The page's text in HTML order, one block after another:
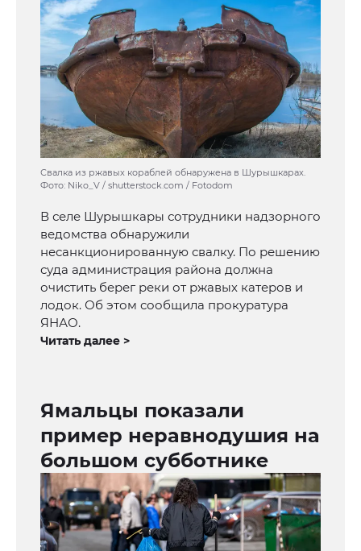
Свалка из ржавых кораблей обнаружена в Шурышкарах.
Фото: Niko_V / shutterstock.com / Fotodom
В селе Шурышкары сотрудники надзорного
ведомства обнаружили
несанкционированную свалку. По решению
суда администрация района должна
очистить берег реки от ржавых катеров и
лодок. Об этом сообщила прокуратура
ЯНАО.
Читать далее >
Ямальцы показали
пример неравнодушия на
большом субботнике